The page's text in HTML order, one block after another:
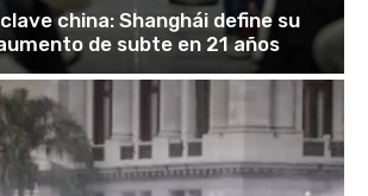
china: Shanghái define su
de subte en 21 años